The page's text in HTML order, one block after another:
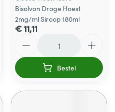
Bisolvon Droge Hoest
2mg/ml Siroop 180ml
€ 11,11
Bestel